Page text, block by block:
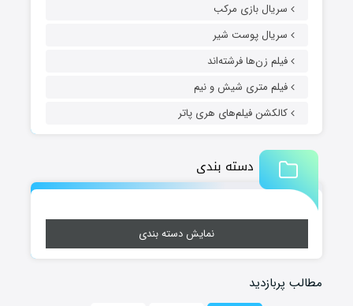
سریال بازی مرکب
سریال پوست شیر
فیلم زن‌ها فرشته‌اند
فیلم متری شیش و نیم
کالکشن فیلم‌های هری پاتر
دسته بندی
نمایش دسته بندی
مطالب پربازدید